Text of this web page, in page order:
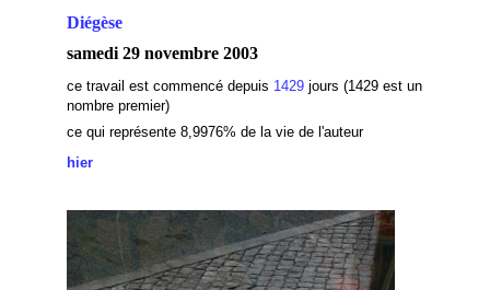
Diégèse
samedi 29 novembre 2003
ce travail est commencé depuis 1429jours (1429 est un
nombre premier)
ce qui représente 8,9976% de la vie de l'auteur
hier